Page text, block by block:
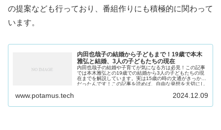
の提案なども行っており、番組作りにも積極的に関わって
います。
内田也哉子の結婚から子どもまで！19歳で本木
雅弘と結婚、3人の子どもたちの現在
内田也哉子の結婚や子育てが気になる方は必見！この記事
では本木雅弘との19歳での結婚から3人の子どもたちの現
在までを解説しています。実は15歳の時の文通がきっかけ
だったんです！この記事を読めば、自由な発想を大切にし
www.potamus.tech 2024.12.09